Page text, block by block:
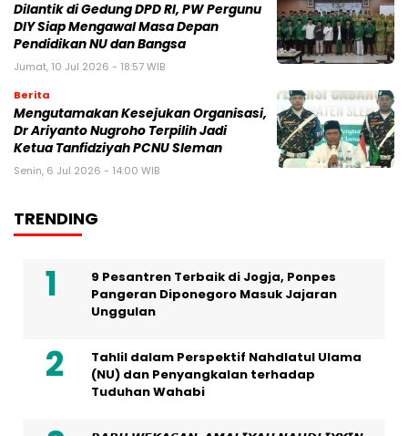
Dilantik di Gedung DPD RI, PW Pergunu
DIY Siap Mengawal Masa Depan
Pendidikan NU dan Bangsa
Jumat, 10 Jul 2026 - 18:57 WIB
Berita
Mengutamakan Kesejukan Organisasi,
Dr Ariyanto Nugroho Terpilih Jadi
Ketua Tanfidziyah PCNU Sleman
Senin, 6 Jul 2026 - 14:00 WIB
TRENDING
9 Pesantren Terbaik di Jogja, Ponpes
Pangeran Diponegoro Masuk Jajaran
Unggulan
Tahlil dalam Perspektif Nahdlatul Ulama
(NU) dan Penyangkalan terhadap
Tuduhan Wahabi